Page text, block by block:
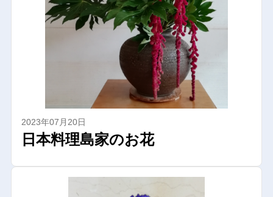
2023年07月20日
日本料理島家のお花